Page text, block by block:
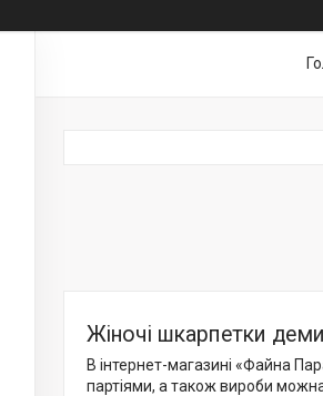
Жіночі шкарпетки
В інтернет-магазині «Файна
партіями, а також вироби можна